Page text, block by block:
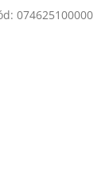
074625100000